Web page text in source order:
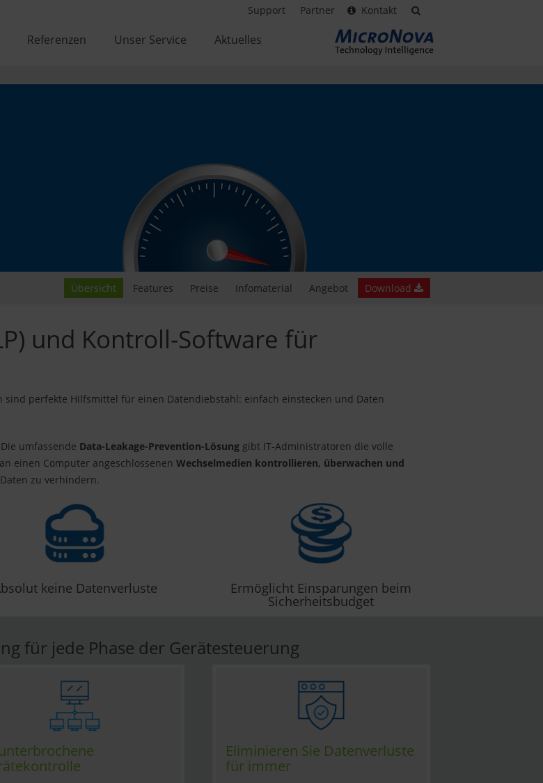
Support Partner Kontakt
Referenzen Unser Service Aktuelles
Übersicht Features Preise Infomaterial Angebot Download
und Kontroll-Software für
sind perfekte Hilfsmittel für einen Datendiebstahl: einfach einstecken und Daten
umfassende Data-Leakage-Prevention-Lösung gibt IT-Administratoren die volle
einen Computer angeschlossenen Wechselmedien kontrollieren, überwachen und
zu verhindern.
keine Datenverluste Ermöglicht Einsparungen beim
Sicherheitsbudget
für jede Phase der Gerätesteuerung
Eliminieren Sie Datenverluste
für immer